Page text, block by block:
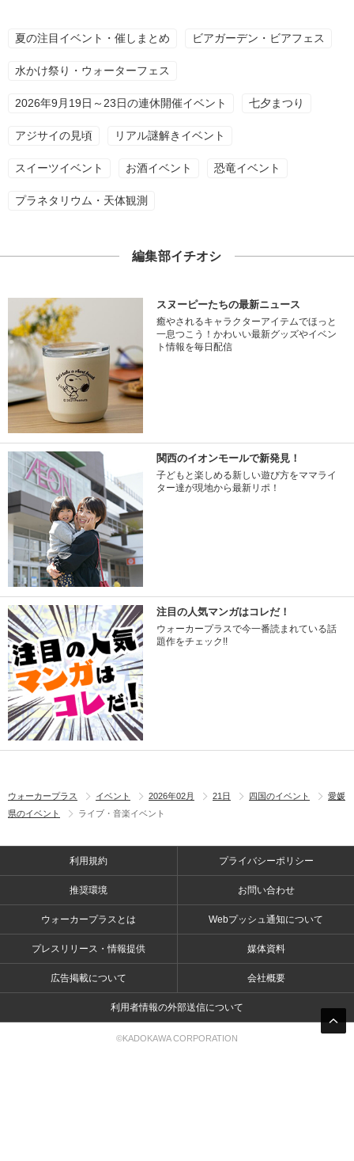
夏の注目イベント・催しまとめ ビアガーデン・ビアフェス
水かけ祭り・ウォーターフェス
2026年9月19日～23日の連休開催イベント 七夕まつり
アジサイの見頃 リアル謎解きイベント
スイーツイベント お酒イベント 恐竜イベント
プラネタリウム・天体観測
編集部イチオシ
スヌーピーたちの最新ニュース
癒やされるキャラクターアイテムでほっと
一息つこう！かわいい最新グッズやイベン
ト情報を毎日配信
関西のイオンモールで新発見！
子どもと楽しめる新しい遊び方をママライ
ター達が現地から最新リポ！
注目の人気マンガはコレだ！
ウォーカープラスで今一番読まれている話
題作をチェック!!
ウォーカープラス イベント 2026年02月 21日 四国のイベント
愛媛
県のイベント
ライブ・音楽イベント
利用規約 プライバシーポリシー
推奨環境 お問い合わせ
ウォーカープラスとは Webプッシュ通知について
プレスリリース・情報提供 媒体資料
広告掲載について 会社概要
利用者情報の外部送信について
©KADOKAWA CORPORATION